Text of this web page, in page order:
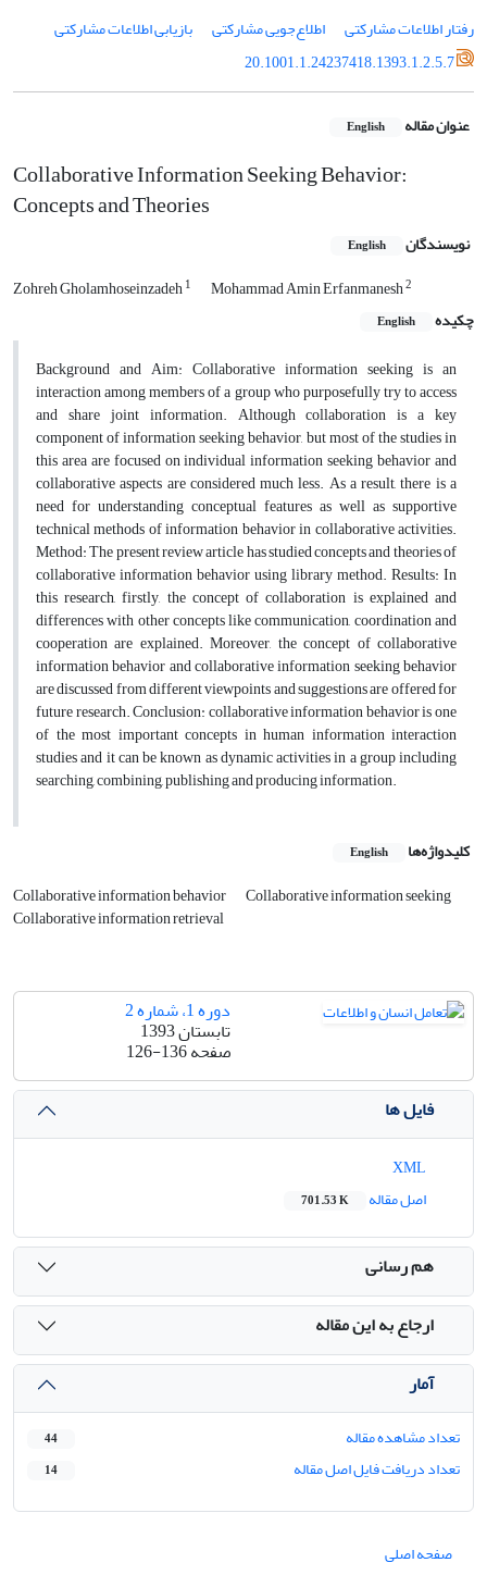
رفتار اطلاعات مشارکتی
اطلاع‌جویی مشارکتی
بازیابی اطلاعات مشارکتی
20.1001.1.24237418.1393.1.2.5.7
عنوان مقاله English
Collaborative Information Seeking Behavior:
Concepts and Theories
نویسندگان English
Zohreh Gholamhoseinzadeh1 Mohammad Amin Erfanmanesh2
چکیده English
Background and Aim: Collaborative information seeking is an
interaction among members of a group who purposefully try to access
and share joint information. Although collaboration is a key
component of information seeking behavior, but most of the studies in
this area are focused on individual information seeking behavior and
collaborative aspects are considered much less. As a result, there is a
need for understanding conceptual features as well as supportive
technical methods of information behavior in collaborative activities.
Method: The present review article has studied concepts and theories of
collaborative information behavior using library method. Results: In
this research, firstly, the concept of collaboration is explained and
differences with other concepts like communication, coordination and
cooperation are explained. Moreover, the concept of collaborative
information behavior and collaborative information seeking behavior
are discussed from different viewpoints and suggestions are offered for
future research. Conclusion: collaborative information behavior is one
of the most important concepts in human information interaction
studies and it can be known as dynamic activities in a group including
searching, combining, publishing and producing information.
کلیدواژه‌ها English
Collaborative information behavior Collaborative information seeking
Collaborative information retrieval
دوره 1، شماره 2
تابستان 1393
صفحه126-136
فایل ها
اصل مقاله
701.53 K
هم رسانی
ارجاع به این مقاله
آمار
تعداد مشاهده مقاله 44
تعداد دریافت فایل اصل مقاله 14
صفحه اصلی